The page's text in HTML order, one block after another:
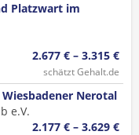
Platzwart im
2.677 € – 3.315 €
schätzt Gehalt.de
Nerotal
e.V.
2.177 € – 3.629 €